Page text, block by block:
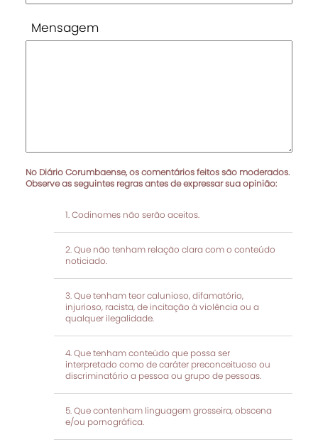
Mensagem
No Diário Corumbaense, os comentários feitos são moderados.
Observe as seguintes regras antes de expressar sua opinião:
Codinomes não serão aceitos.
Que não tenham relação clara com o conteúdo
noticiado.
Que tenham teor calunioso, difamatório,
injurioso, racista, de incitação à violência ou a
qualquer ilegalidade.
Que tenham conteúdo que possa ser
interpretado como de caráter preconceituoso ou
discriminatório a pessoa ou grupo de pessoas.
Que contenham linguagem grosseira, obscena
e/ou pornográfica.